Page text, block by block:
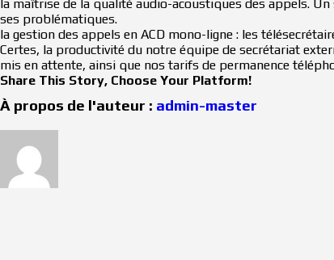
la maîtrise de la qualité audio-acoustiques des appels.
ses problématiques.
la gestion des appels en ACD mono-ligne : les
Certes, la productivité du notre équipe de secrétariat
mis en attente, ainsi que nos tarifs de permanence
Share This Story, Choose Your Platform!
Facebook
X
LinkedIn
Email
À propos de l'auteur : admin-master